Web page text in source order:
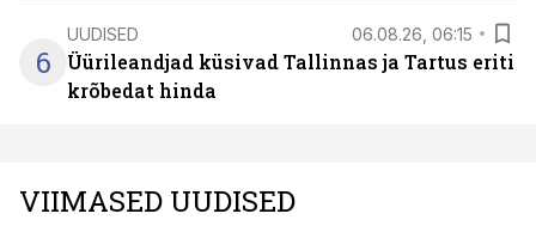
6
UUDISED 06.08.26, 06:15
Üürileandjad küsivad Tallinnas ja Tartus eriti
krõbedat hinda
VIIMASED UUDISED